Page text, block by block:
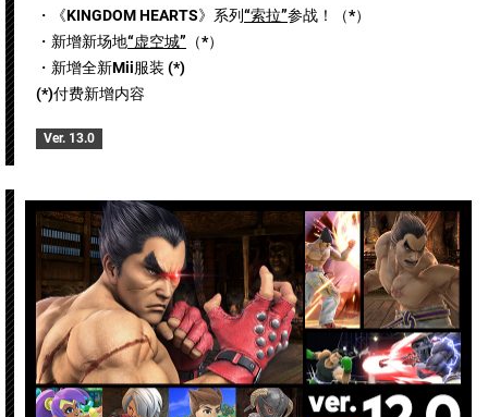
・《KINGDOM HEARTS》系列“索拉”参战！（*）
・新增新场地“虚空城” （*）
・新增全新Mii服装 (*)
(*)付费新增内容
Ver. 13.0